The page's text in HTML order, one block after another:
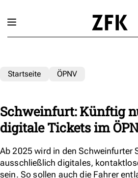
Startseite ÖPNV
Schweinfurt: Künftig
digitale Tickets im
Ab 2025 wird in den Schweinfurter
ausschließlich digitales,
sein. So sollen auch die Fahrer